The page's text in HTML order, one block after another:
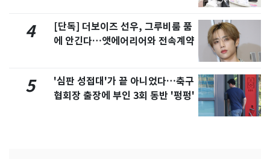
4
[단독] 더보이즈 선우, 그루비룸 품
에 안긴다…앳에어리어와 전속계약
5
'심판 성접대'가 끝 아니었다…축구
협회장 출장에 부인 3회 동반 '펑펑'